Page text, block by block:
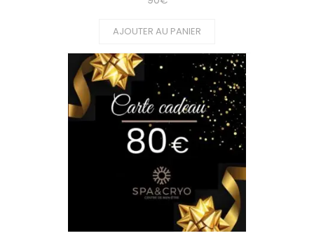
AJOUTER AU PANIER